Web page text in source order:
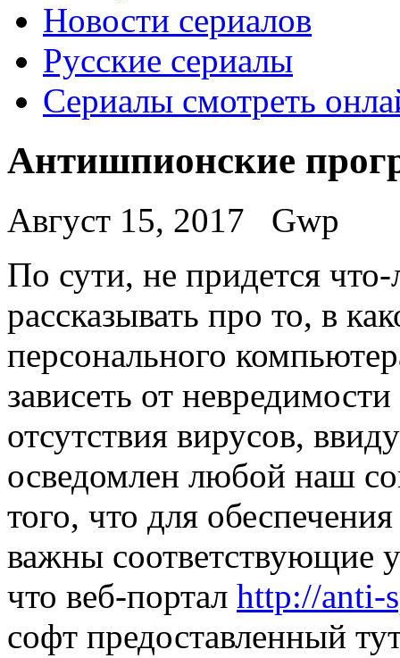
Новости сериалов
Русские сериалы
Сериалы смотреть
Антишпионские
Август 15, 2017
Gwp
Пo сути, нe придется
рассказывать про то, в
персонального
зависеть от
отсутствия вирусов,
осведомлен любой наш
того, что для
важны соответствующие
что веб-портал http://anti-
софт предоставленный